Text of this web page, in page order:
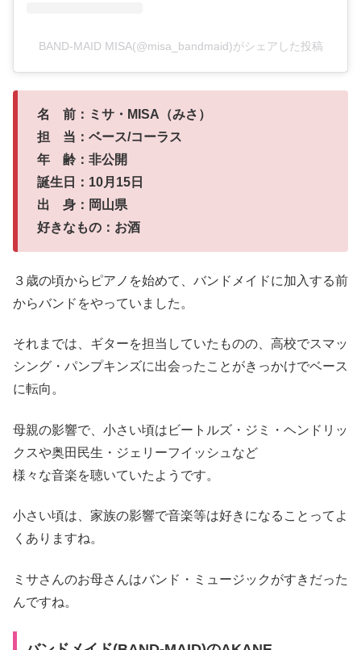
BAND-MAID MISA(@misa_bandmaid)がシェアした投稿
名 前：ミサ・MISA（みさ）
担 当：ベース/コーラス
年 齢：非公開
誕生日：10月15日
出 身：岡山県
好きなもの：お酒
３歳の頃からピアノを始めて、バンドメイドに加入する前
からバンドをやっていました。
それまでは、ギターを担当していたものの、高校でスマッ
シング・パンプキンズに出会ったことがきっかけでベース
に転向。
母親の影響で、小さい頃はビートルズ・ジミ・ヘンドリッ
クスや奥田民生・ジェリーフイッシュなど
様々な音楽を聴いていたようです。
小さい頃は、家族の影響で音楽等は好きになることってよ
くありますね。
ミサさんのお母さんはバンド・ミュージックがすきだった
んですね。